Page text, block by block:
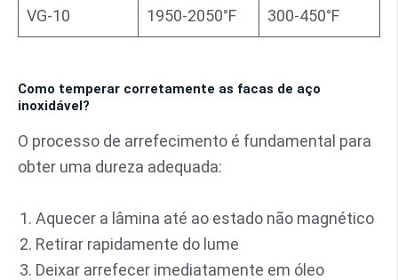
VG-10 1950-2050°F 300-450°F
Como temperar corretamente as facas de aço
inoxidável?
O processo de arrefecimento é fundamental para
obter uma dureza adequada:
Aquecer a lâmina até ao estado não magnético
Retirar rapidamente do lume
Deixar arrefecer imediatamente em óleo